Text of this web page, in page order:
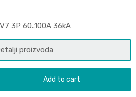
3P 60..100A 36kA
proizvoda
Add to cart